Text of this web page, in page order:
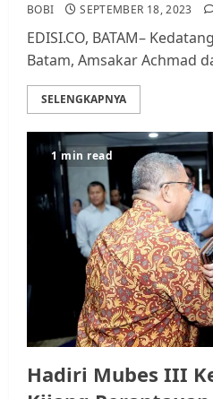
BOBI SEPTEMBER 18, 2023
EDISI.CO, BATAM–
Batam, Amsakar Achmad
SELENGKAPNYA
1 min read
Hadiri Mubes III